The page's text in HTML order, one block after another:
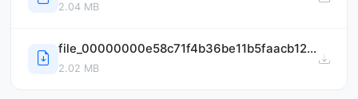
2.04 MB
file_00000000e58c71f4b36be11b5faacb12.png
2.02 MB